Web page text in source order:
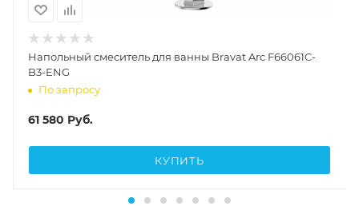
Напольный смеситель для ванны Bravat Arc F66061C-
B3-ENG
По запросу
61 580 Руб.
КУПИТЬ